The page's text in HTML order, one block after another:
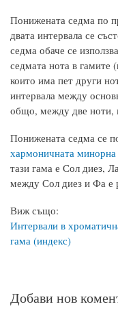
Понижената седма по
двата интервала се
седма обаче се
седмата нота в
които има пет други
интервала между
общо, между две ноти,
Понижената седма се
хармоничната минорна
тази гама е Сол диез,
между Сол диез и Фа е
Виж също:
Интервали в
гама (индекс)
Добави нов